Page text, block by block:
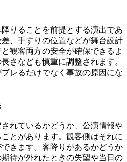
りることを前提とする演出であ
、手すりの位置などが舞台設計
観客両方の安全が確保できるよ
さなども慎重に調整されます。
レるだけでなく事故の原因にな
れているかどうか、公演情報や
とがあります。観客側はそれに
きます。客降りがあるかどうか
待が外れたときの失望や当日の